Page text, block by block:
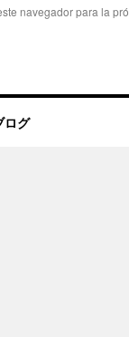
navegador para la
ログ